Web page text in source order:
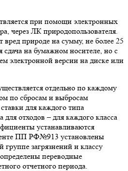
при помощи электронных
через ЛК природопользователя.
вред природе на сумму, не более 25
сдача на бумажном носителе, но с
электронной версии на диске или
отдельно по каждому
по сбросам и выбросам
для каждого типа
для отходов – для каждого класса
устанавливаются
ПП РФ№913 установлены
группе загрязнений и классу
переводные
отчетного периода.